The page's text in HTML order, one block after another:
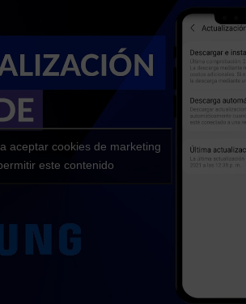
aceptar cookies de marketing
este contenido